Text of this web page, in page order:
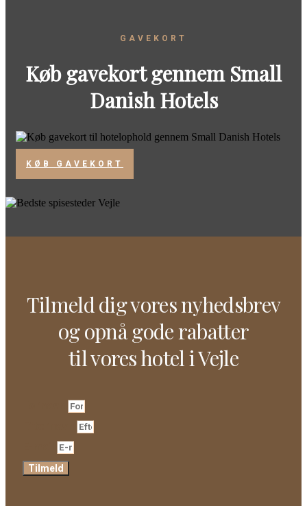
GAVEKORT
Køb gavekort gennem Small
Danish Hotels
KØB GAVEKORT
Tilmeld dig vores nyhedsbrev
og opnå gode rabatter
til vores hotel i Vejle
Tilmeld